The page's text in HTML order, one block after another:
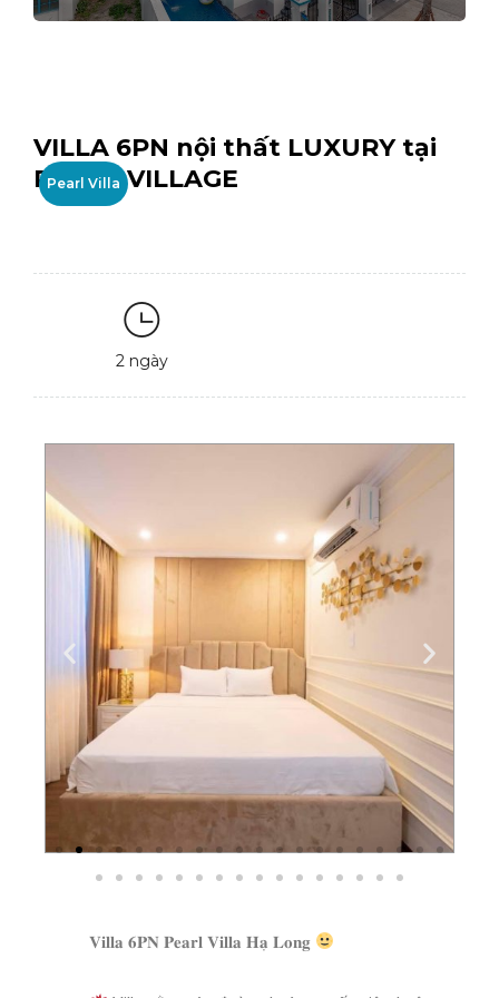
VILLA 6PN nội thất LUXURY tại
PEARL VILLAGE
Pearl Villa
2 ngày
𝐕𝐢𝐥𝐥𝐚 𝟔𝐏𝐍 𝐏𝐞𝐚𝐫𝐥 𝐕𝐢𝐥𝐥𝐚 𝐇𝐚̣ 𝐋𝐨𝐧𝐠